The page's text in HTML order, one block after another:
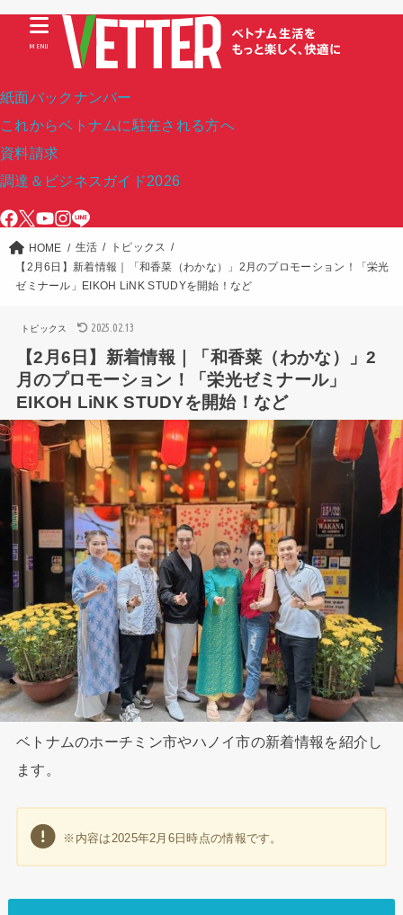
紙面バックナンバー
これからベトナムに駐在される方へ
資料請求
調達＆ビジネスガイド2026
MENU
HOME 生活
トピックス
【2月6日】新着情報｜「和香菜（わかな）」2月のプロモーション！「栄光
ゼミナール」EIKOH LiNK STUDYを開始！など
トピックス 2025.02.13
【2月6日】新着情報｜「和香菜（わかな）」2
月のプロモーション！「栄光ゼミナール」
EIKOH LiNK STUDYを開始！など
ベトナムのホーチミン市やハノイ市の新着情報を紹介し
ます。
※内容は2025年2月6日時点の情報です。